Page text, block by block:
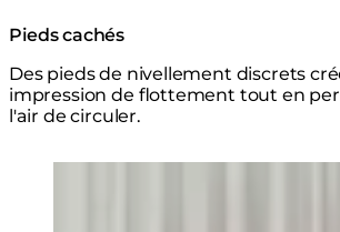
Pieds cachés
Des pieds de nivellement discrets
impression de flottement tout en
l'air de circuler.